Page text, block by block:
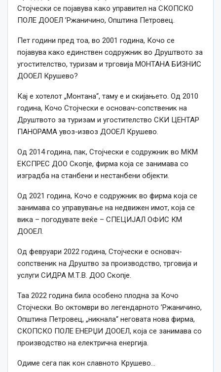
Стојчески се појавува како управител на СКОПСКО
ПОЛЕ ДООЕЛ ’Ржаничино, Општина Петровец.
Пет години пред тоа, во 2001 година, Кочо се
појавува како единствен содружник во Друштвото за
угостителство, туризам и трговија МОНТАНА БИЗНИС
ДООЕЛ Крушево?
Кај е хотелот „Монтана“, таму е и скијањето. Од 2010
година, Кочо Стојчески е основач-сопственик на
Друштвото за туризам и угостителство СКИ ЦЕНТАР
ПАНОРАМА увоз-извоз ДООЕЛ Крушево.
Од 2014 година, пак, Стојчески е содружник во МКМ
ЕКСПРЕС ДОО Скопје, фирма која се занимава со
изградба на станбени и нестанбени објекти.
Од 2021 година, Кочо е содружник во фирма која се
занимава со управување на недвижен имот, која се
вика – погодувате веќе – СПЕЦИЈАЛ ОФИС КМ
ДООЕЛ.
Од февруари 2022 година, Стојчески е основач-
сопственик на Друштво за производство, трговија и
услуги СИДРА М.Т.В. ДОО Скопје.
Таа 2022 година била особено плодна за Кочо
Стојчески. Во октомври во легендарното ’Ржаничино,
Општина Петровец, „никнала“ неговата нова фирма,
СКОПСКО ПОЛЕ ЕНЕРЏИ ДООЕЛ, која се занимава со
производство на електрична енергија.
Одиме сега пак кон славното Крушево…